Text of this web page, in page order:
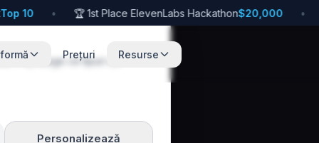
Poți alege ce tipuri de
Personalizează
10 • 🏆 1st Place ElevenLabs Hackathon$20,000 •
Prețuri Resurse